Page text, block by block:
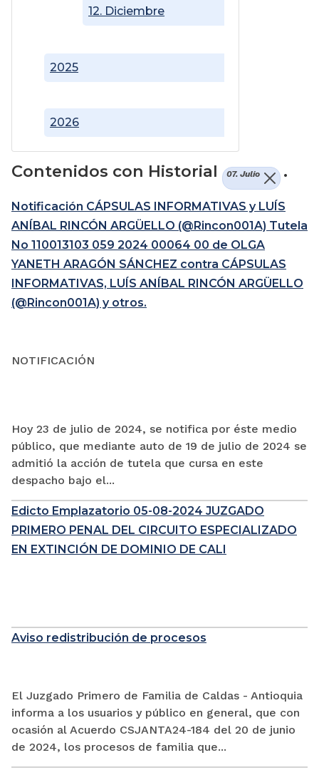
12. Diciembre
2025
2026
Contenidos con Historial 07. Julio .
Notificación CÁPSULAS INFORMATIVAS y LUÍS
ANÍBAL RINCÓN ARGÜELLO (@Rincon001A) Tutela
No 110013103 059 2024 00064 00 de OLGA
YANETH ARAGÓN SÁNCHEZ contra CÁPSULAS
INFORMATIVAS, LUÍS ANÍBAL RINCÓN ARGÜELLO
(@Rincon001A) y otros.
NOTIFICACIÓN
Hoy 23 de julio de 2024, se notifica por éste medio
público, que mediante auto de 19 de julio de 2024 se
admitió la acción de tutela que cursa en este
despacho bajo el...
Edicto Emplazatorio 05-08-2024 JUZGADO
PRIMERO PENAL DEL CIRCUITO ESPECIALIZADO
EN EXTINCIÓN DE DOMINIO DE CALI
Aviso redistribución de procesos
El Juzgado Primero de Familia de Caldas - Antioquia
informa a los usuarios y público en general, que con
ocasión al Acuerdo CSJANTA24-184 del 20 de junio
de 2024, los procesos de familia que...